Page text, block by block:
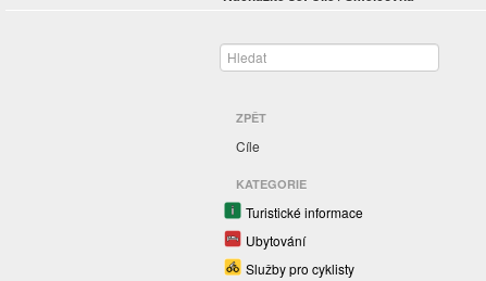
ZPĚT
Cíle
KATEGORIE
Turistické informace
Ubytování
Služby pro cyklisty